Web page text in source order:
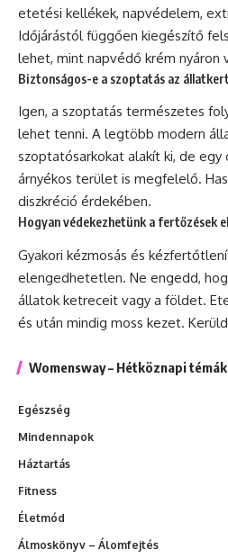
etetési kellékek, napvédelem,
Időjárástól függően kiegészítő
lehet, mint napvédő krém nyáron
Biztonságos-e a szoptatás az
Igen, a szoptatás természetes
lehet tenni. A legtöbb modern
szoptatósarkokat alakít ki, de egy
árnyékos terület is megfelelő.
diszkréció érdekében.
Hogyan védekezhetünk a fertőzések
Gyakori kézmosás és
elengedhetetlen. Ne engedd,
állatok ketreceit vagy a földet.
és után mindig moss kezet.
Womensway – Hétköznapi
Egészség
Mindennapok
Háztartás
Fitness
Életmód
Álmoskönyv – Álomfejtés